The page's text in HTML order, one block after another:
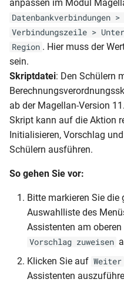
anpassen im Modul
Verbindungszeile >
Region . Hier muss der
sein.
Skriptdatei: Den Schülern
ab der Magellan-Version
Skript kann auf die Aktion
Initialisieren, Vorschlag
Schülern ausführen.
So gehen Sie vor:
Bitte markieren Sie die
Auswahlliste des
Assistenten am
Vorschlag zuweisen
Klicken Sie auf Weiter
Assistenten